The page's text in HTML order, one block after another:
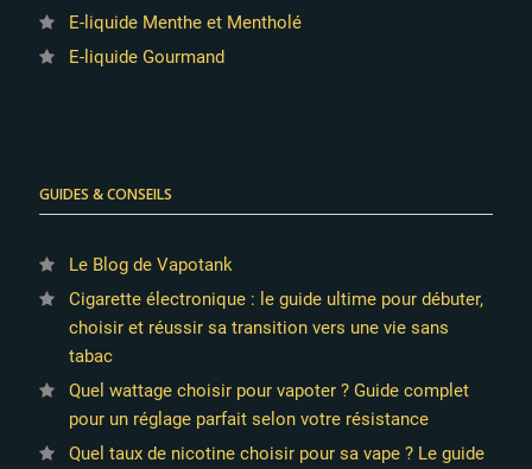
E-liquide Menthe et Mentholé
E-liquide Gourmand
GUIDES & CONSEILS
Le Blog de Vapotank
Cigarette électronique : le guide ultime pour débuter,
choisir et réussir sa transition vers une vie sans
tabac
Quel wattage choisir pour vapoter ? Guide complet
pour un réglage parfait selon votre résistance
Quel taux de nicotine choisir pour sa vape ? Le guide